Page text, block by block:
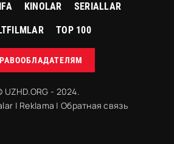
KINOLAR SERIALLAR
TOP 100
UZHD.ORG - 2024.
| Reklama | Обратная связь